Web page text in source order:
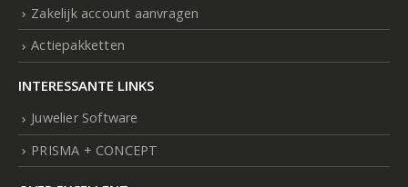
Zakelijk account aanvragen
Actiepakketten
INTERESSANTE LINKS
Juwelier Software
PRISMA + CONCEPT